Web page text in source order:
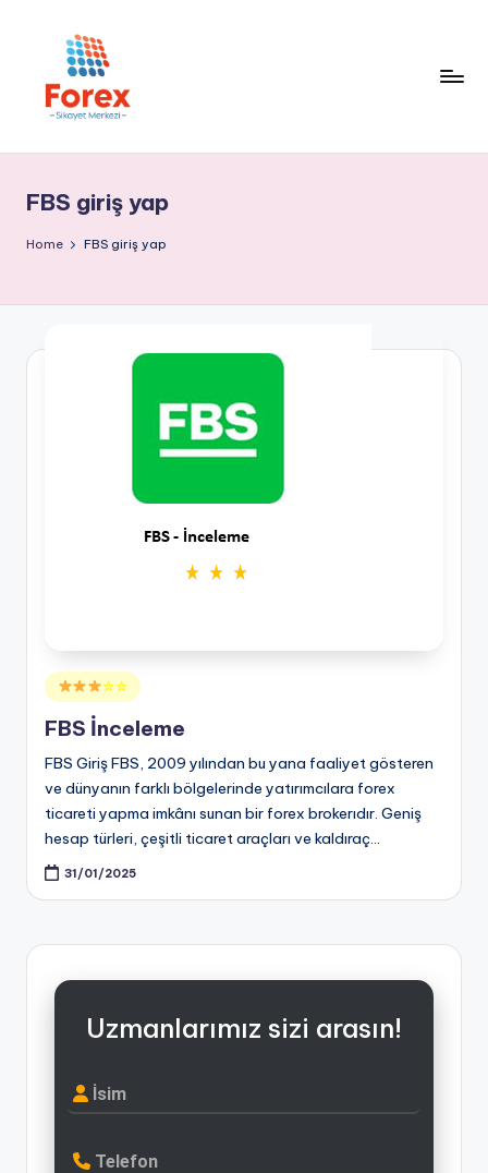
FBS giriş yap
Home FBS giriş yap
Posted
in
☆☆
FBS İnceleme
FBS Giriş FBS, 2009 yılından bu yana faaliyet gösteren
ve dünyanın farklı bölgelerinde yatırımcılara forex
ticareti yapma imkânı sunan bir forex brokerıdır. Geniş
hesap türleri, çeşitli ticaret araçları ve kaldıraç…
31/01/2025
Uzmanlarımız sizi arasın!
İsim
Telefon